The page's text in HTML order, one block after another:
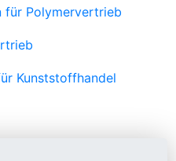
für Polymervertrieb
Kunststoffhandel